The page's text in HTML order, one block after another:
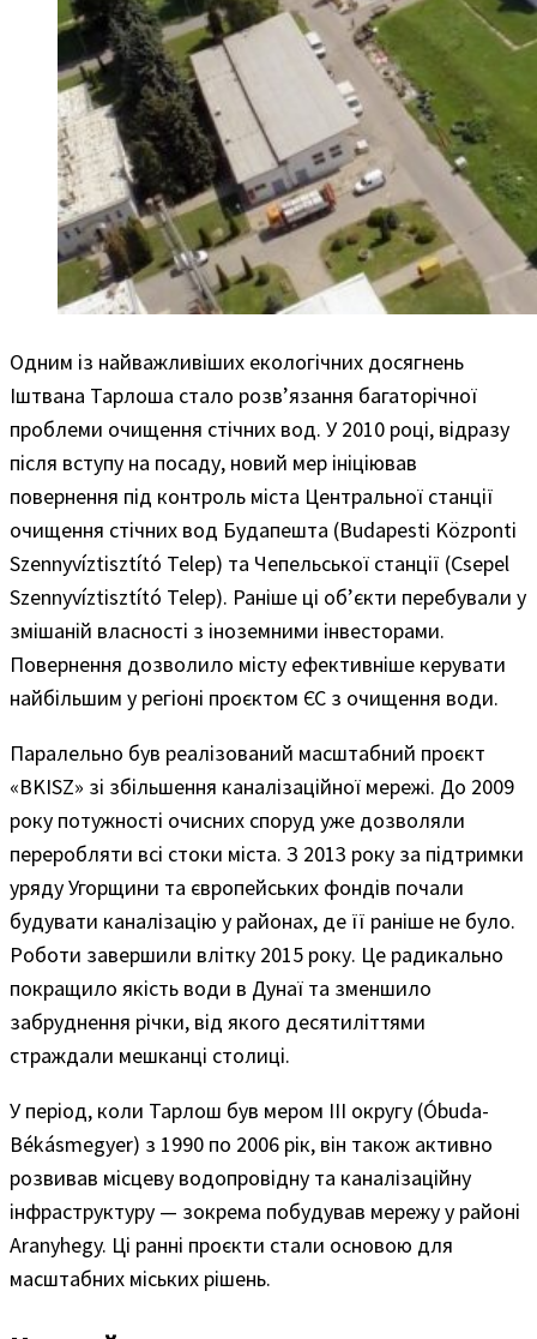
Одним із найважливіших екологічних досягнень
Іштвана Тарлоша стало розв’язання багаторічної
проблеми очищення стічних вод. У 2010 році, відразу
після вступу на посаду, новий мер ініціював
повернення під контроль міста Центральної станції
очищення стічних вод Будапешта (Budapesti Központi
Szennyvíztisztító Telep) та Чепельської станції (Csepel
Szennyvíztisztító Telep). Раніше ці об’єкти перебували у
змішаній власності з іноземними інвесторами.
Повернення дозволило місту ефективніше керувати
найбільшим у регіоні проєктом ЄС з очищення води.
Паралельно був реалізований масштабний проєкт
«BKISZ» зі збільшення каналізаційної мережі. До 2009
року потужності очисних споруд уже дозволяли
переробляти всі стоки міста. З 2013 року за підтримки
уряду Угорщини та європейських фондів почали
будувати каналізацію у районах, де її раніше не було.
Роботи завершили влітку 2015 року. Це радикально
покращило якість води в Дунаї та зменшило
забруднення річки, від якого десятиліттями
страждали мешканці столиці.
У період, коли Тарлош був мером III округу (Óbuda-
Békásmegyer) з 1990 по 2006 рік, він також активно
розвивав місцеву водопровідну та каналізаційну
інфраструктуру — зокрема побудував мережу у районі
Aranyhegy. Ці ранні проєкти стали основою для
масштабних міських рішень.